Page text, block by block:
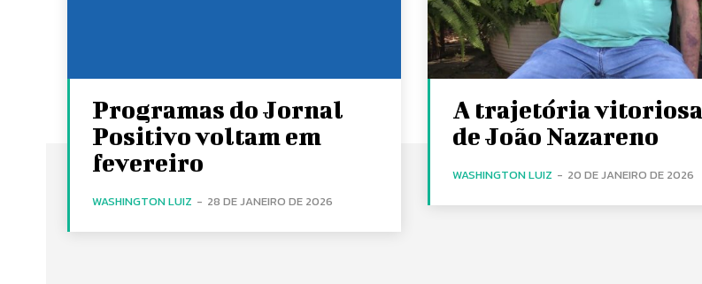
Programas do Jornal
Positivo voltam em
fevereiro
WASHINGTON LUIZ - 28 DE JANEIRO DE 2026
A trajetória vitoriosa
de João Nazareno
WASHINGTON LUIZ - 20 DE JANEIRO DE 2026